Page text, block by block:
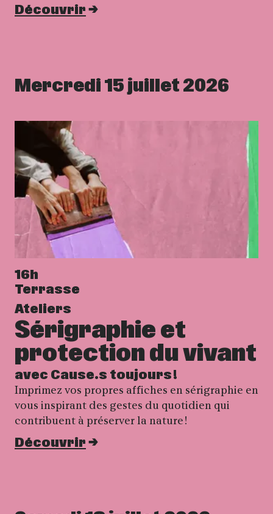
Découvrir
Mercredi 15 juillet 2026
Sérigraphie et
protection du vivant
avec Cause.s toujours !
16h
Terrasse
Imprimez vos propres affiches en sérigraphie en
vous inspirant des gestes du quotidien qui
contribuent à préserver la nature !
Ateliers
Découvrir